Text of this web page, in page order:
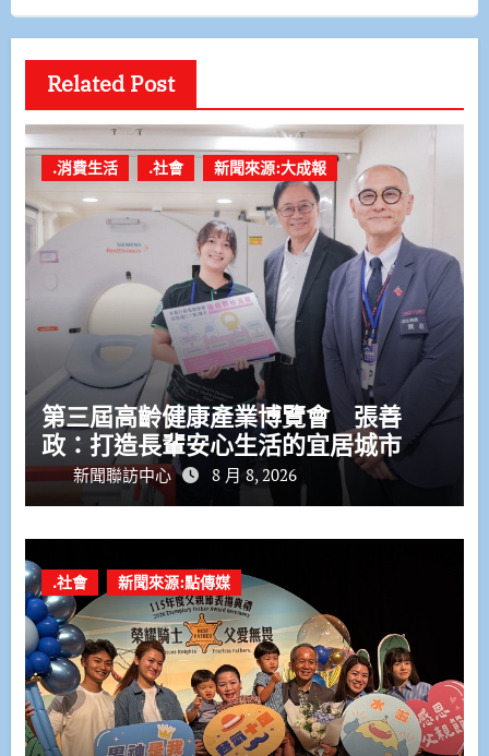
Related Post
.消費生活 .社會 新聞來源:大成報
第三屆高齡健康產業博覽會 張善
政：打造長輩安心生活的宜居城市
新聞聯訪中心 8 月 8, 2026
.社會 新聞來源:點傳媒